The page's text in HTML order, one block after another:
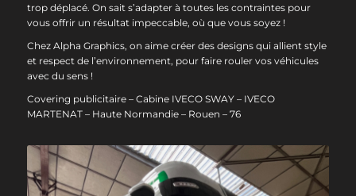
trop déplacé. On sait s’adapter à toutes les contraintes pour
vous offrir un résultat impeccable, où que vous soyez !
Chez Alpha Graphics, on aime créer des designs qui allient style
et respect de l’environnement, pour faire rouler vos véhicules
avec du sens !
Covering publicitaire – Cabine IVECO SWAY – IVECO
MARTENAT – Haute Normandie – Rouen – 76